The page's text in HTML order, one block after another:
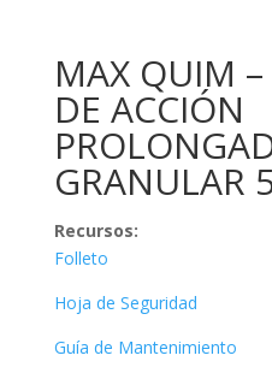
MAX QUIM
DE ACCIÓN
GRANULAR
Recursos:
Folleto
Hoja de Seguridad
Guía de Mantenimiento